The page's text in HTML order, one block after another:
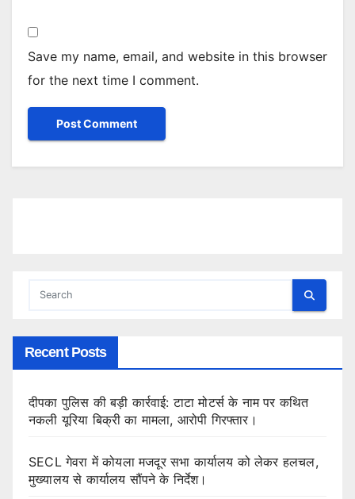
Save my name, email, and website in this browser
for the next time I comment.
Recent Posts
दीपका पुलिस की बड़ी कार्रवाई: टाटा मोटर्स के नाम पर कथित
नकली यूरिया बिक्री का मामला, आरोपी गिरफ्तार।
SECL गेवरा में कोयला मजदूर सभा कार्यालय को लेकर हलचल,
मुख्यालय से कार्यालय सौंपने के निर्देश।